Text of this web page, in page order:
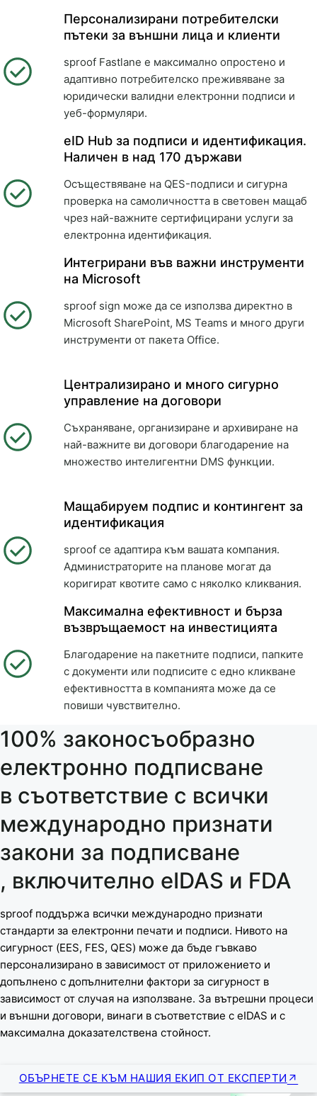
Персонализирани потребителски
пътеки за външни лица и клиенти
sproof Fastlane е максимално опростено и
адаптивно потребителско преживяване за
юридически валидни електронни подписи и
уеб-формуляри.
eID Hub за подписи и идентификация.
Наличен в над 170 държави
Осъществяване на QES-подписи и сигурна
проверка на самоличността в световен мащаб
чрез най-важните сертифицирани услуги за
електронна идентификация.
Интегрирани във важни инструменти
на Microsoft
sproof sign може да се използва директно в
Microsoft SharePoint, MS Teams и много други
инструменти от пакета Office.
Централизирано и много сигурно
управление на договори
Съхраняване, организиране и архивиране на
най-важните ви договори благодарение на
множество интелигентни DMS функции.
Мащабируем подпис и контингент за
идентификация
sproof се адаптира към вашата компания.
Администраторите на планове могат да
коригират квотите само с няколко кликвания.
Максимална ефективност и бърза
възвръщаемост на инвестицията
Благодарение на пакетните подписи, папките
с документи или подписите с едно кликване
ефективността в компанията може да се
повиши чувствително.
100% законосъобразно
електронно подписване
в съответствие с всички
международно признати
закони за подписване
, включително eIDAS и FDA
sproof поддържа всички международно признати
стандарти за електронни печати и подписи. Нивото на
сигурност (EES, FES, QES) може да бъде гъвкаво
персонализирано в зависимост от приложението и
допълнено с допълнителни фактори за сигурност в
зависимост от случая на използване. За вътрешни процеси
и външни договори, винаги в съответствие с eIDAS и с
максимална доказателствена стойност.
ОБЪРНЕТЕ СЕ КЪМ НАШИЯ ЕКИП ОТ ЕКСПЕРТИ